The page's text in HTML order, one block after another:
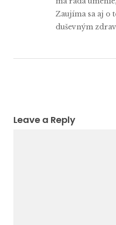
Zaujíma sa aj o
duševným
Leave a Reply